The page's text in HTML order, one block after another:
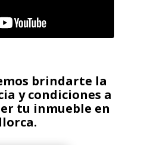
brindarte la
y condiciones a
tu inmueble en